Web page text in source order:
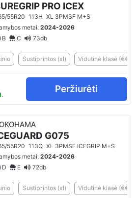
PRO ICEX
55R20 113H XL 3PMSF M+S
metai:2024-2026
B
C 73db
Sustiprintos (xl) Vidutinė klasė (€€)
Peržiurėti
G075
55R20 113Q XL 3PMSF ICEGRIP M+S
metai:2024-2026
D
E 72db
Sustiprintos (xl) Vidutinė klasė (€€)